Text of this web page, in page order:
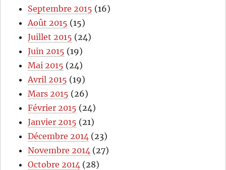
Septembre 2015 (16)
Août 2015 (15)
Juillet 2015 (24)
Juin 2015 (19)
Mai 2015 (24)
Avril 2015 (19)
Mars 2015 (26)
Février 2015 (24)
Janvier 2015 (21)
Décembre 2014 (23)
Novembre 2014 (27)
Octobre 2014 (28)